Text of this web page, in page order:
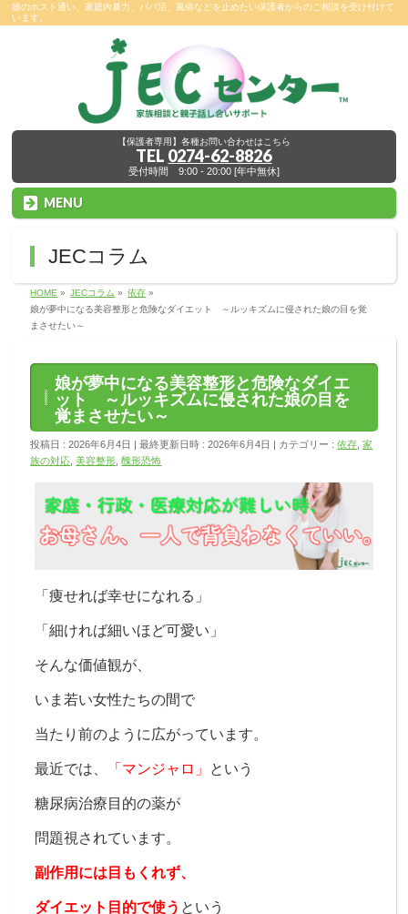
娘のホスト通い、家庭内暴力、パパ活、風俗などを止めたい保護者からのご相談を受け付けて
います。
【保護者専用】各種お問い合わせはこちら
TEL 0274-62-8826
受付時間 9:00 - 20:00 [年中無休]
MENU
JECコラム
HOME » JECコラム » 依存 »
娘が夢中になる美容整形と危険なダイエット ～ルッキズムに侵された娘の目を覚
まさせたい～
娘が夢中になる美容整形と危険なダイエ
ット ～ルッキズムに侵された娘の目を
覚まさせたい～
投稿日 : 2026年6月4日 最終更新日時 : 2026年6月4日 カテゴリー :依存 ,家
族の対応 ,美容整形 ,醜形恐怖
「痩せれば幸せになれる」
「細ければ細いほど可愛い」
そんな価値観が、
いま若い女性たちの間で
当たり前のように広がっています。
最近では、 「マンジャロ」 という
糖尿病治療目的の薬が
問題視されています。
副作用には目もくれず、
ダイエット目的で使う という